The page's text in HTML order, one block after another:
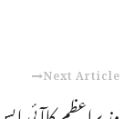
Next Article